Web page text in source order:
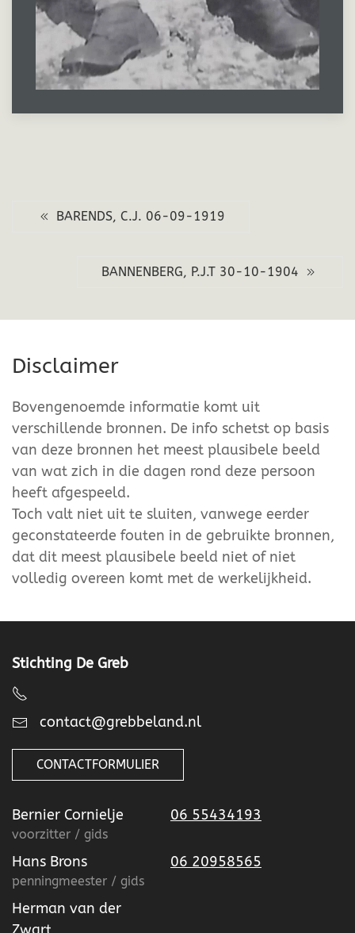
BARENDS, C.J. 06-09-1919
BANNENBERG, P.J.T 30-10-1904
Disclaimer
Bovengenoemde informatie komt uit
verschillende bronnen. De info schetst op basis
van deze bronnen het meest plausibele beeld
van wat zich in die dagen rond deze persoon
heeft afgespeeld.
Toch valt niet uit te sluiten, vanwege eerder
geconstateerde fouten in de gebruikte bronnen,
dat dit meest plausibele beeld niet of niet
volledig overeen komt met de werkelijkheid.
Stichting De Greb
contact@grebbeland.nl
CONTACTFORMULIER
Bernier Cornielje
voorzitter / gids
06 55434193
Hans Brons
penningmeester / gids
06 20958565
Herman van der